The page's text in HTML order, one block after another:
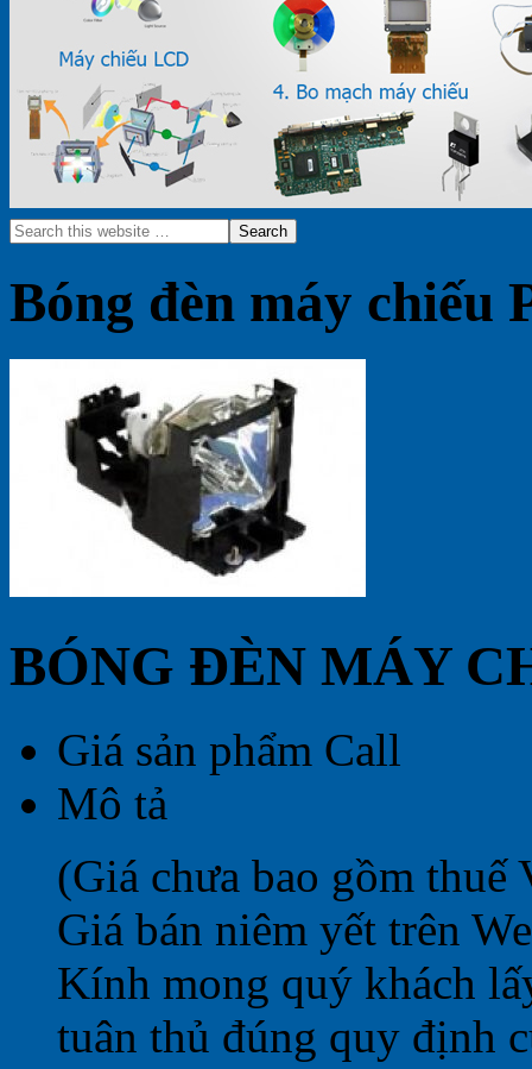
Bóng đèn máy chiếu
BÓNG ĐÈN MÁY
Giá sản phẩm Call
Mô tả
(Giá chưa bao gồm thuế
Giá bán niêm yết trên
Kính mong quý khách
tuân thủ đúng quy định